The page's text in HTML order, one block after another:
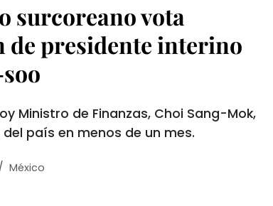
surcoreano vota
de presidente interino
Ministro de Finanzas, Choi Sang-Mok,
país en menos de un mes.
México